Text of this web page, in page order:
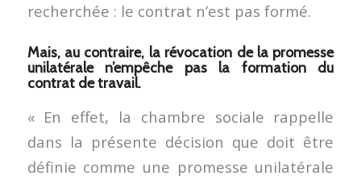
recherchée : le contrat n’est pas formé.
Mais, au contraire, la révocation de la promesse
unilatérale n’empêche pas la formation du
contrat de travail.
« En effet, la chambre sociale rappelle
dans la présente décision que doit être
définie comme une promesse unilatérale